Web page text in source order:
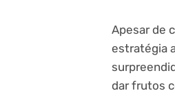
Apesar de
estratégia
dar frutos